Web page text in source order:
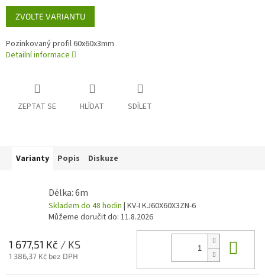
Měrná
cena:
ZVOLTE VARIANTU
Pozinkovaný profil 60x60x3mm
Detailní informace
ZEPTAT SE HLÍDAT SDÍLET
Varianty Popis Diskuze
Délka: 6m
Skladem do 48 hodin | KV-I KJ60X60X3ZN-6
Můžeme doručit do: 11.8.2026
1 677,51 Kč / KS
1 386,37 Kč bez DPH